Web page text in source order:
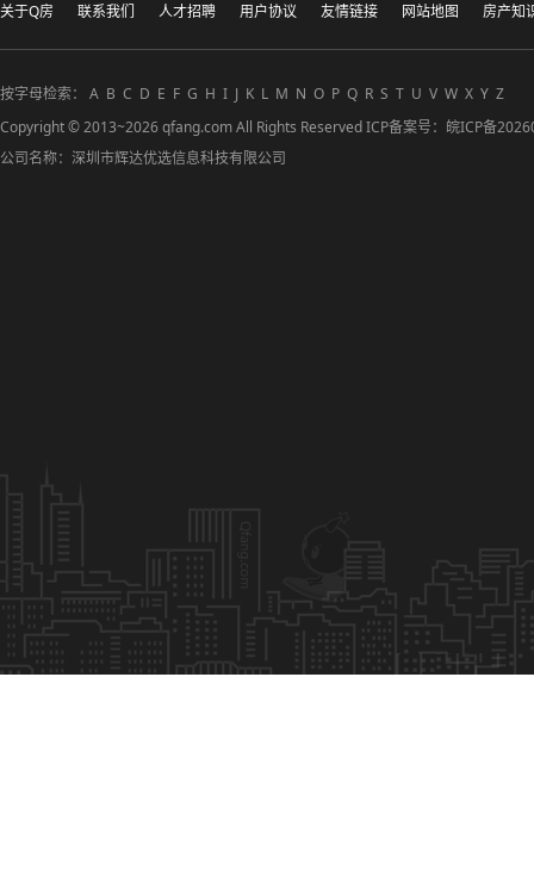
关于Q房 联系我们 人才招聘 用户协议 友情链接 网站地图 房产知
按字母检索： A B C D E F G H I J K L M N O P Q R S T U V W X Y Z
Copyright © 2013~2026 qfang.com All Rights Reserved ICP备案号： 皖ICP备
公司名称：深圳市辉达优选信息科技有限公司